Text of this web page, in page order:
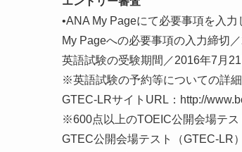
•ANA My Pageにて必要事項を入
My Pageへの必要事項の入力締切
英語試験の受験期間／2016年7月
※英語試験の予約等についての詳
GTEC-LRサイトURL：http://
※600点以上のTOEIC公開会場テ
GTEC公開会場テスト（GTEC-LR